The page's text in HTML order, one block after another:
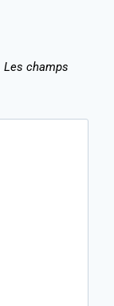
Les champs